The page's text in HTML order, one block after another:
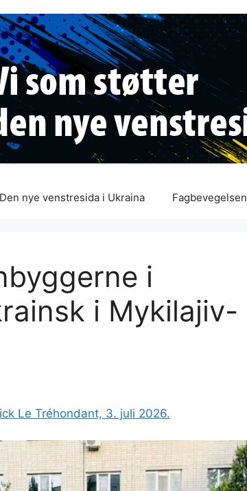
Den nye venstresida i Ukraina Fagbevegelsen
i
i Mykilajiv-
Le Tréhondant, 3. juli 2026.